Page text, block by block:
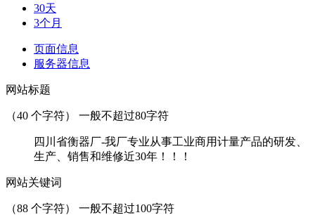
30天
3个月
页面信息
服务器信息
网站标题
（40 个字符） 一般不超过80字符
四川省衡器厂-我厂专业从事工业商用计量产品的研发、
生产、销售和维修近30年！！！
网站关键词
（88 个字符） 一般不超过100字符